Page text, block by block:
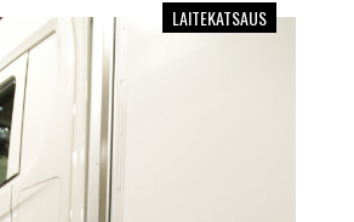
LAITEKATSAUS